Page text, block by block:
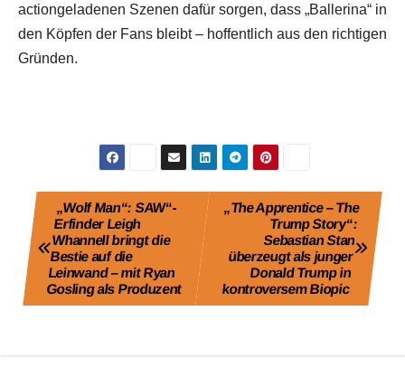
actiongeladenen Szenen dafür sorgen, dass „Ballerina“ in
den Köpfen der Fans bleibt – hoffentlich aus den richtigen
Gründen.
Beitragsnavigation„The Apprentice – The
Trump Story“:
Sebastian Stan
überzeugt als junger
Donald Trump in
kontroversem Biopic
„Wolf Man“: SAW“-
Erfinder Leigh
Whannell bringt die
Bestie auf die
Leinwand – mit Ryan
Gosling als Produzent